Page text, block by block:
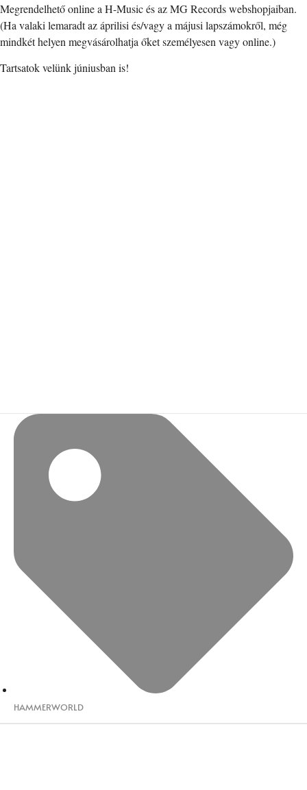
Megrendelhető online a H-Music és az MG Records webshopjaiban.
(Ha valaki lemaradt az áprilisi és/vagy a májusi lapszámokről, még
mindkét helyen megvásárolhatja őket személyesen vagy online.)
Tartsatok velünk júniusban is!
HAMMERWORLD